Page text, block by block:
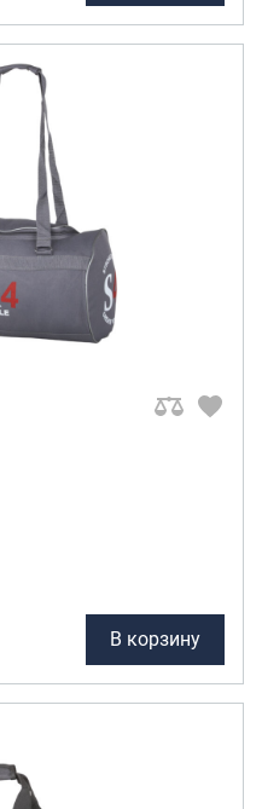
В корзину